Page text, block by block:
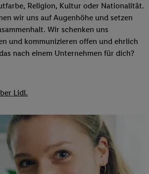
Religion, Kultur oder Nationalität.
wir uns auf Augenhöhe und setzen
Wir schenken uns
und kommunizieren offen und ehrlich
nach einem Unternehmen für dich?
Lidl.